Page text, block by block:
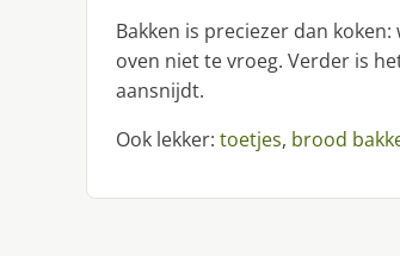
Bakken is preciezer dan
oven niet te vroeg. Verder is
aansnijdt.
Ook lekker: toetjes, brood